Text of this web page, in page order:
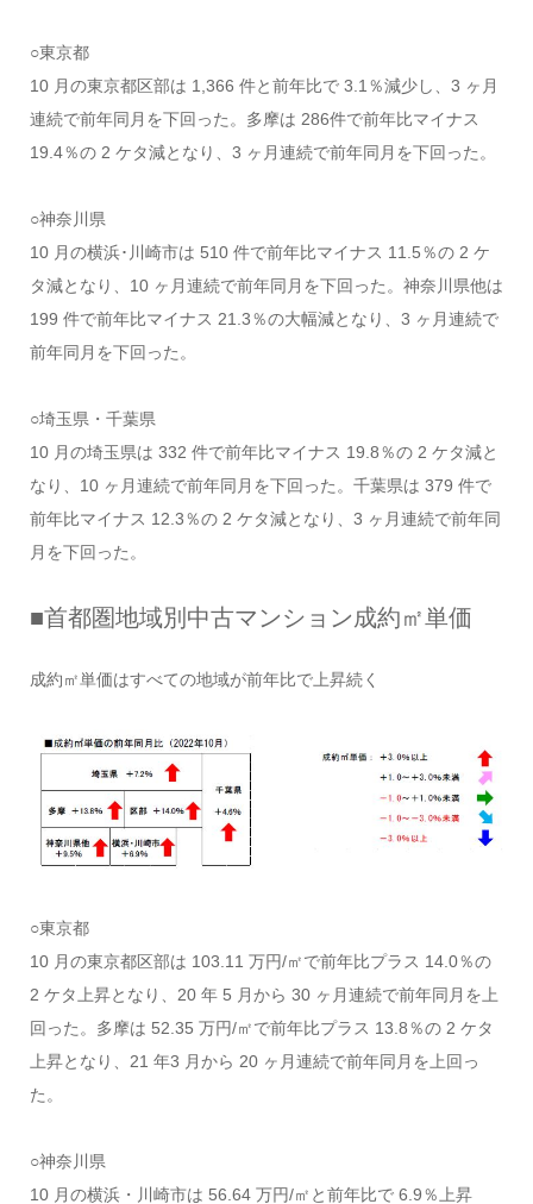
○東京都
10 月の東京都区部は 1,366 件と前年比で 3.1％減少し、3 ヶ月
連続で前年同月を下回った。多摩は 286件で前年比マイナス
19.4％の 2 ケタ減となり、3 ヶ月連続で前年同月を下回った。
○神奈川県
10 月の横浜･川崎市は 510 件で前年比マイナス 11.5％の 2 ケ
タ減となり、10 ヶ月連続で前年同月を下回った。神奈川県他は
199 件で前年比マイナス 21.3％の大幅減となり、3 ヶ月連続で
前年同月を下回った。
○埼玉県・千葉県
10 月の埼玉県は 332 件で前年比マイナス 19.8％の 2 ケタ減と
なり、10 ヶ月連続で前年同月を下回った。千葉県は 379 件で
前年比マイナス 12.3％の 2 ケタ減となり、3 ヶ月連続で前年同
月を下回った。
■首都圏地域別中古マンション成約㎡単価
成約㎡単価はすべての地域が前年比で上昇続く
○東京都
10 月の東京都区部は 103.11 万円/㎡で前年比プラス 14.0％の
2 ケタ上昇となり、20 年 5 月から 30 ヶ月連続で前年同月を上
回った。多摩は 52.35 万円/㎡で前年比プラス 13.8％の 2 ケタ
上昇となり、21 年3 月から 20 ヶ月連続で前年同月を上回っ
た。
○神奈川県
10 月の横浜・川崎市は 56.64 万円/㎡と前年比で 6.9％上昇